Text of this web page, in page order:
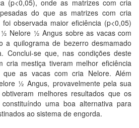
(p<0,05), onde as matrizes com cria
do que as matrizes com cria
observada maior eficiência (p<0,05)
Nelore ½ Angus sobre as vacas com
a quilograma de bezerro desmamado
Conclui-se que, nas condições deste
cria mestiça tiveram melhor eficiência
que as vacas com cria Nelore. Além
½ Angus, provavelmente pela sua
melhores resultados que os
uma boa alternativa para
ao sistema de engorda.